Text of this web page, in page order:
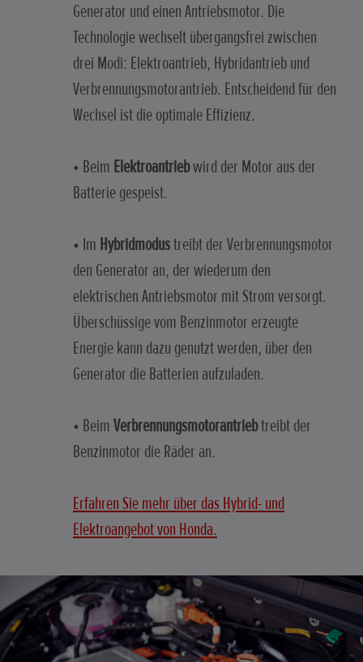
Generator und einen Antriebsmotor. Die
Technologie wechselt übergangsfrei zwischen
drei Modi: Elektroantrieb, Hybridantrieb und
Verbrennungsmotorantrieb. Entscheidend für den
Wechsel ist die optimale Effizienz.
• Beim Elektroantriebwird der Motor aus der
Batterie gespeist.
• Im Hybridmodustreibt der Verbrennungsmotor
den Generator an, der wiederum den
elektrischen Antriebsmotor mit Strom versorgt.
Überschüssige vom Benzinmotor erzeugte
Energie kann dazu genutzt werden, über den
Generator die Batterien aufzuladen.
• BeimVerbrennungsmotorantriebtreibt der
Benzinmotor die Räder an.
Erfahren Sie mehr über das Hybrid- und
Elektroangebot von Honda.